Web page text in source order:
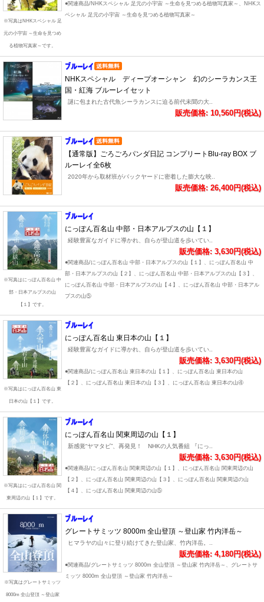
※写真はNHKスペシャル 足
元の小宇宙 ～生命を見つめ
る植物写真家～です。
●関連商品/NHKスペシャル 足元の小宇宙 ～生命を見つめる植物写真家～、NHKス
ペシャル 足元の小宇宙 ～生命を見つめる植物写真家～
NHKスペシャル ディープオーシャン 幻のシーラカンス王
国・紅海 ブルーレイセット
謎に包まれた古代魚シーラカンスに迫る前代未聞の大..
販売価格: 10,560円(税込)
【通常版】ごろごろパンダ日記 コンプリートBlu-ray BOX ブ
ルーレイ全6枚
2020年から取材班がバックヤードに密着した膨大な映..
販売価格: 26,400円(税込)
※写真はにっぽん百名山 中
部・日本アルプスの山
【１】です。
にっぽん百名山 中部・日本アルプスの山【１】
経験豊富なガイドに導かれ、自らが登山道を歩いてい..
販売価格: 3,630円(税込)
●関連商品/にっぽん百名山 中部・日本アルプスの山【１】、にっぽん百名山 中
部・日本アルプスの山【２】、にっぽん百名山 中部・日本アルプスの山【３】、
にっぽん百名山 中部・日本アルプスの山【４】、にっぽん百名山 中部・日本アル
プスの山⑤
※写真はにっぽん百名山 東
日本の山【１】です。
にっぽん百名山 東日本の山【１】
経験豊富なガイドに導かれ、自らが登山道を歩いてい..
販売価格: 3,630円(税込)
●関連商品/にっぽん百名山 東日本の山【１】、にっぽん百名山 東日本の山
【２】、にっぽん百名山 東日本の山【３】、にっぽん百名山 東日本の山④
※写真はにっぽん百名山 関
東周辺の山【１】です。
にっぽん百名山 関東周辺の山【１】
新感覚“ヤマタビ”、再発見！ NHKの人気番組 『にっ..
販売価格: 3,630円(税込)
●関連商品/にっぽん百名山 関東周辺の山【１】、にっぽん百名山 関東周辺の山
【２】、にっぽん百名山 関東周辺の山【３】、にっぽん百名山 関東周辺の山
【４】、にっぽん百名山 関東周辺の山⑤
※写真はグレートサミッツ
8000m 全山登頂 ～登山家
グレートサミッツ 8000m 全山登頂 ～登山家 竹内洋岳～
ヒマラヤの山々に登り続けてきた登山家、竹内洋岳。..
販売価格: 4,180円(税込)
●関連商品/グレートサミッツ 8000m 全山登頂 ～登山家 竹内洋岳～、グレートサ
ミッツ 8000m 全山登頂 ～登山家 竹内洋岳～